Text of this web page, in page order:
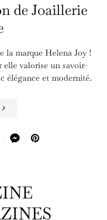
de Joaillerie
la marque Helena Joy !
valorise un savoir-
élégance et modernité.